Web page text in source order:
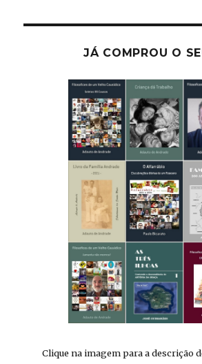
JÁ COMPROU O
Clique na imagem para a descrição